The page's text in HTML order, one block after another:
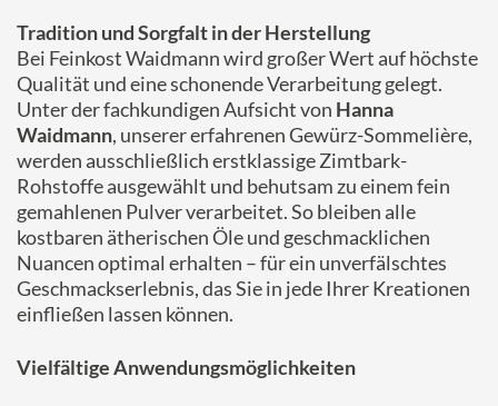
Tradition und Sorgfalt in der Herstellung
Bei Feinkost Waidmann wird großer Wert auf höchste
Qualität und eine schonende Verarbeitung gelegt.
Unter der fachkundigen Aufsicht von Hanna
Waidmann, unserer erfahrenen Gewürz-Sommelière,
werden ausschließlich erstklassige Zimtbark-
Rohstoffe ausgewählt und behutsam zu einem fein
gemahlenen Pulver verarbeitet. So bleiben alle
kostbaren ätherischen Öle und geschmacklichen
Nuancen optimal erhalten – für ein unverfälschtes
Geschmackserlebnis, das Sie in jede Ihrer Kreationen
einfließen lassen können.
Vielfältige Anwendungsmöglichkeiten